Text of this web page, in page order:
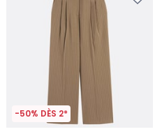
-50% DÈS 2*